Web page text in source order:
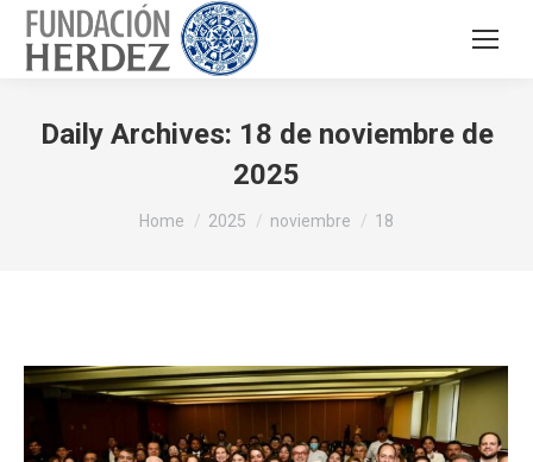
Daily Archives: 18 de noviembre de
2025
You are here:
Home 2025 noviembre 18